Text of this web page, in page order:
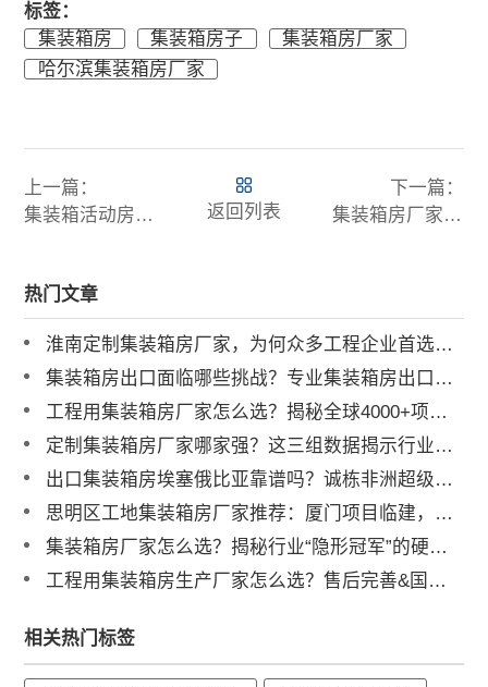
标签：
集装箱房
集装箱房子
集装箱房厂家
哈尔滨集装箱房厂家
上一篇：
集装箱活动房使用寿命长吗？日常维护需要注意什么？
返回列表
下一篇：
集装箱房厂家直供，源头价享高品质模块化建造！
热门文章
淮南定制集装箱房厂家，为何众多工程企业首选诚栋营地？
集装箱房出口面临哪些挑战？专业集装箱房出口流程与解决方案全解析
工程用集装箱房厂家怎么选？揭秘全球4000+项目背后的实力品牌
定制集装箱房厂家哪家强？这三组数据揭示行业标杆
出口集装箱房埃塞俄比亚靠谱吗？诚栋非洲超级营地案例深度解析
思明区工地集装箱房厂家推荐：厦门项目临建，为何总包单位都选他？
集装箱房厂家怎么选？揭秘行业“隐形冠军”的硬核实力
工程用集装箱房生产厂家怎么选？售后完善&国内三大工厂直供解析
相关热门标签